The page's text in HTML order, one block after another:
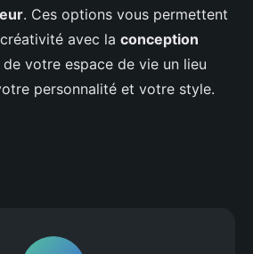
. Ces options vous permettent
avec la conception
votre espace de vie un lieu
personnalité et votre style.